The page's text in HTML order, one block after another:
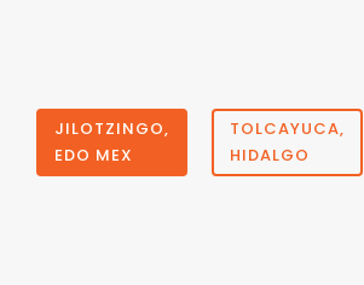
JILOTZINGO,
EDO MEX
TOLCAYUCA,
HIDALGO